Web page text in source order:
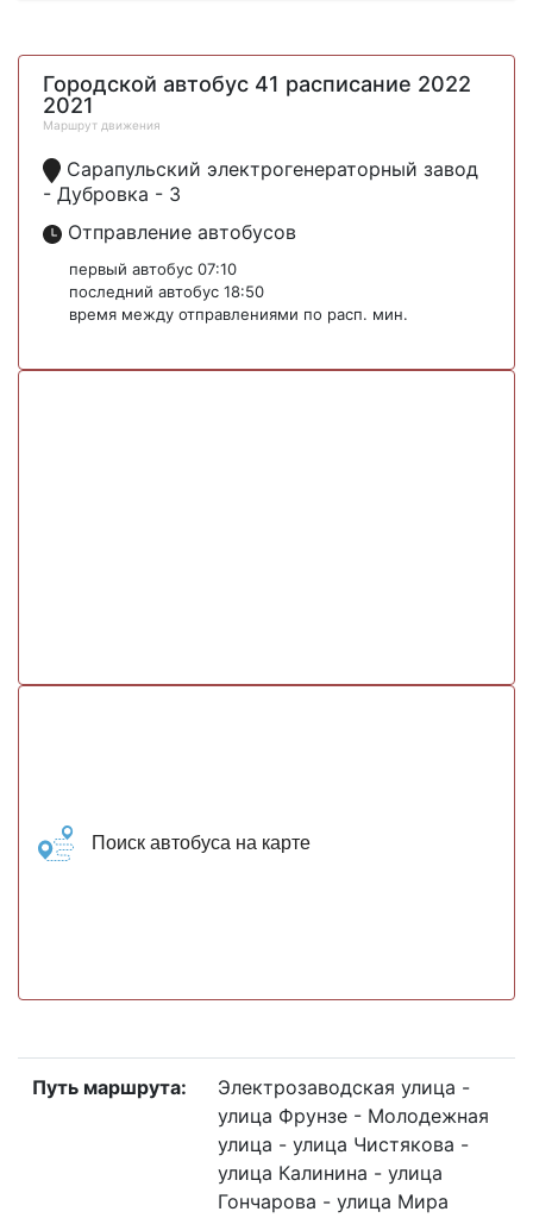
Городской автобус 41 расписание 2022
2021
Маршрут движения
Сарапульский электрогенераторный завод
- Дубровка - 3
Отправление автобусов
первый автобус 07:10
последний автобус 18:50
время между отправлениями по расп. мин.
Поиск автобуса на карте
Путь маршрута:
Электрозаводская улица -
улица Фрунзе - Молодежная
улица - улица Чистякова -
улица Калинина - улица
Гончарова - улица Мира